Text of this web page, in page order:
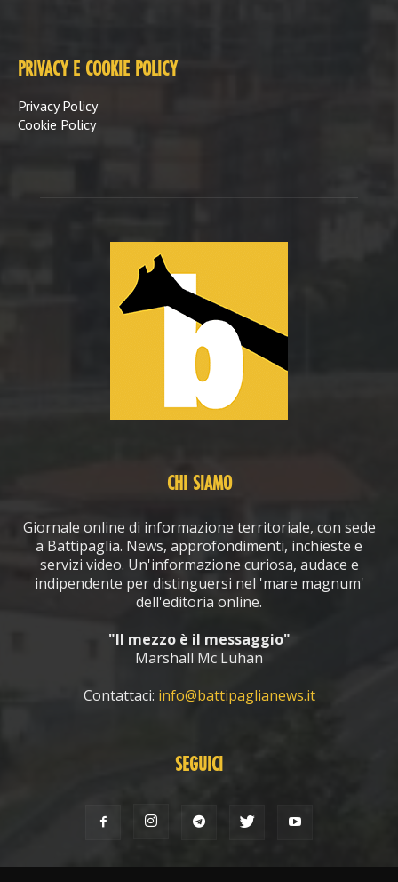
PRIVACY E COOKIE POLICY
Privacy Policy
Cookie Policy
CHI SIAMO
Giornale online di informazione territoriale, con sede
a Battipaglia. News, approfondimenti, inchieste e
servizi video. Un'informazione curiosa, audace e
indipendente per distinguersi nel 'mare magnum'
dell'editoria online.
"Il mezzo è il messaggio"
Marshall Mc Luhan
Contattaci: info@battipaglianews.it
SEGUICI